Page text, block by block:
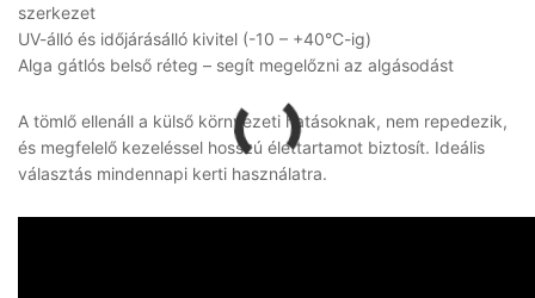
szerkezet
UV-álló és időjárásálló kivitel (-10 – +40°C-ig)
Alga gátlós belső réteg – segít megelőzni az algásodást
A tömlő ellenáll a külső környezeti hatásoknak, nem repedezik,
és megfelelő kezeléssel hosszú élettartamot biztosít. Ideális
választás mindennapi kerti használatra.